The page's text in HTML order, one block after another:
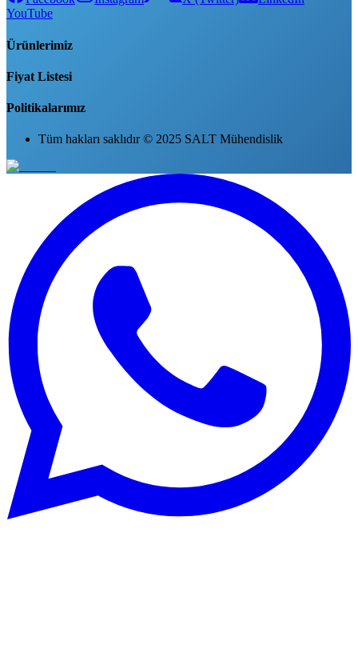
YouTube
Ürünlerimiz
Fiyat Listesi
Politikalarımız
Tüm hakları saklıdır © 2025 SALT Mühendislik